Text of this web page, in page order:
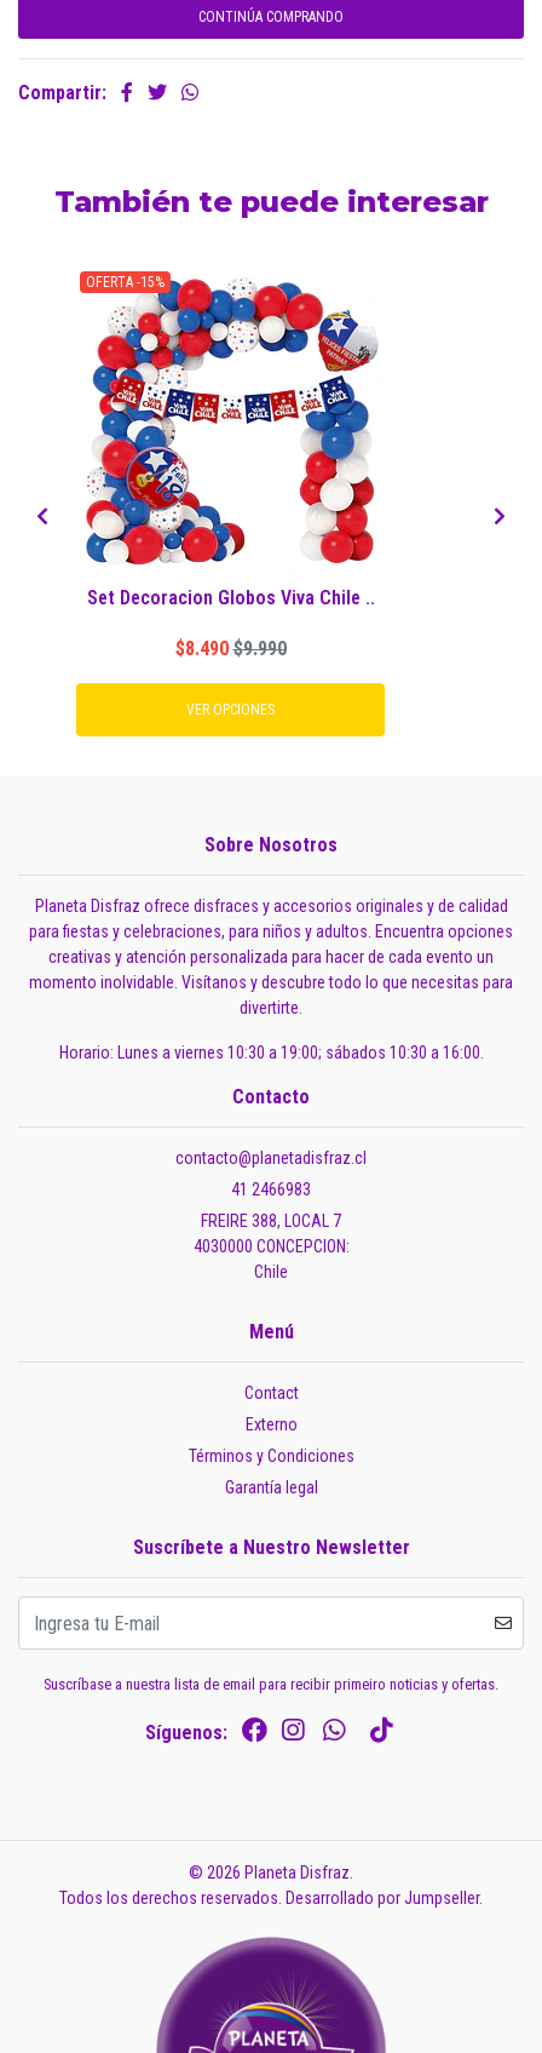
CONTINÚA COMPRANDO
Compartir:
También te puede interesar
OFERTA -15%
Set Decoracion Globos Viva Chile ..
$8.490 $9.990
VER OPCIONES
Sobre Nosotros
Planeta Disfraz ofrece disfraces y accesorios originales y de calidad
para fiestas y celebraciones, para niños y adultos. Encuentra opciones
creativas y atención personalizada para hacer de cada evento un
momento inolvidable. Visítanos y descubre todo lo que necesitas para
divertirte.
Horario: Lunes a viernes 10:30 a 19:00; sábados 10:30 a 16:00.
Contacto
contacto@planetadisfraz.cl
41 2466983
FREIRE 388, LOCAL 7
4030000 CONCEPCION:
Chile
Menú
Contact
Externo
Términos y Condiciones
Garantía legal
Suscríbete a Nuestro Newsletter
Suscríbase a nuestra lista de email para recibir primeiro noticias y ofertas.
Síguenos:
© 2026 Planeta Disfraz.
Todos los derechos reservados. Desarrollado por Jumpseller.